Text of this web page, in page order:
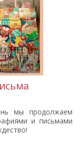
мы продолжаем
и письмами